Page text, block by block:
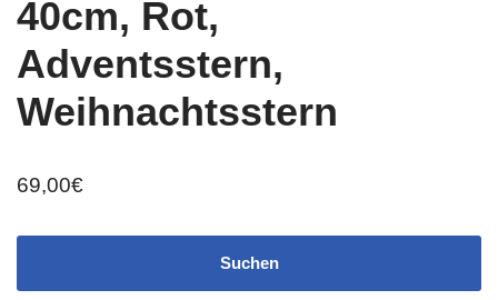
40cm, Rot,
Adventsstern,
Weihnachtsstern
69,00€
Suchen